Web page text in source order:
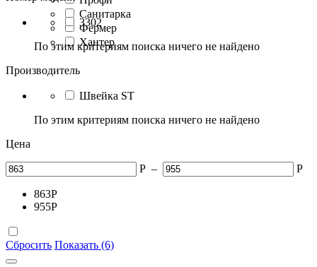
Санитарка
Фермер
Хантер
3302
По этим критериям поиска ничего не найдено
Производитель
Швейка ST
По этим критериям поиска ничего не найдено
Цена
Р – Р
863Р
955Р
Сбросить Показать (6)